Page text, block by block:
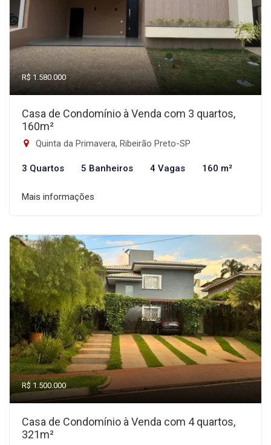
R$ 1.580.000
Casa de Condomínio à Venda com 3 quartos,
160m²
Quinta da Primavera, Ribeirão Preto-SP
3 Quartos 5 Banheiros 4 Vagas 160 m²
Mais informações
R$ 1.500.000
Casa de Condomínio à Venda com 4 quartos,
321m²